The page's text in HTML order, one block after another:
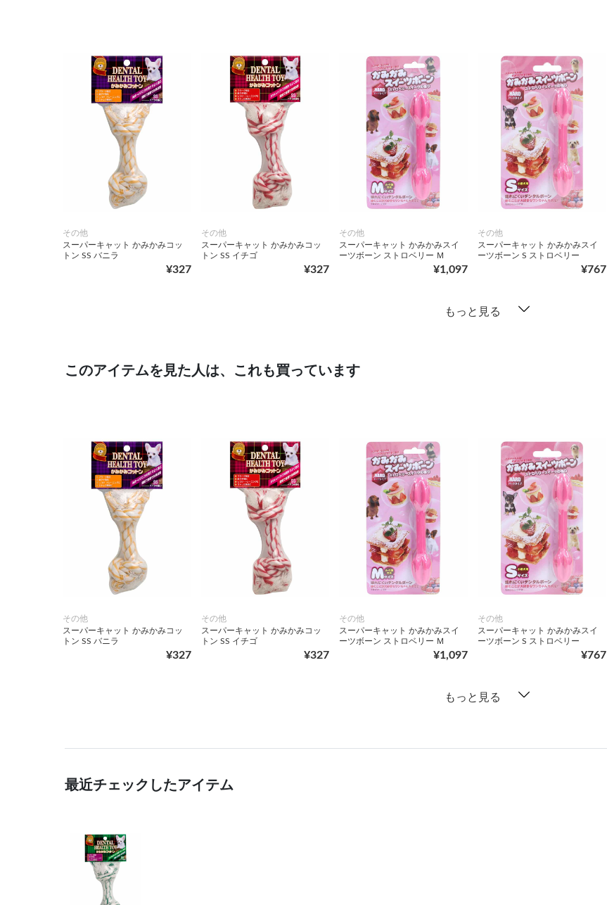
その他
スーパーキャット かみかみコッ
トン SS バニラ
¥327
その他
スーパーキャット かみかみコッ
トン SS イチゴ
¥327
その他
スーパーキャット かみかみスイ
ーツボーン ストロベリー Ｍ
¥1,097
その他
スーパーキャット かみかみスイ
ーツボーン S ストロベリー
¥767
もっと見る
このアイテムを見た人は、これも買っています
その他
スーパーキャット かみかみコッ
トン SS バニラ
¥327
その他
スーパーキャット かみかみコッ
トン SS イチゴ
¥327
その他
スーパーキャット かみかみスイ
ーツボーン ストロベリー Ｍ
¥1,097
その他
スーパーキャット かみかみスイ
ーツボーン S ストロベリー
¥767
もっと見る
最近チェックしたアイテム